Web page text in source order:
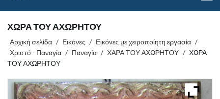
ΧΩΡΑ ΤΟΥ ΑΧΩΡΗΤΟΥ
Αρχική σελίδα / Εικόνες / Εικόνες με χειροποίητη εργασία /
Χριστό - Παναγία / Παναγία / ΧΑΡΑ ΤΟΥ ΑΧΩΡΗΤΟΥ / ΧΩΡΑ
ΤΟΥ ΑΧΩΡΗΤΟΥ